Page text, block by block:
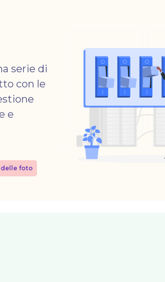
serie di
con le
e
delle foto